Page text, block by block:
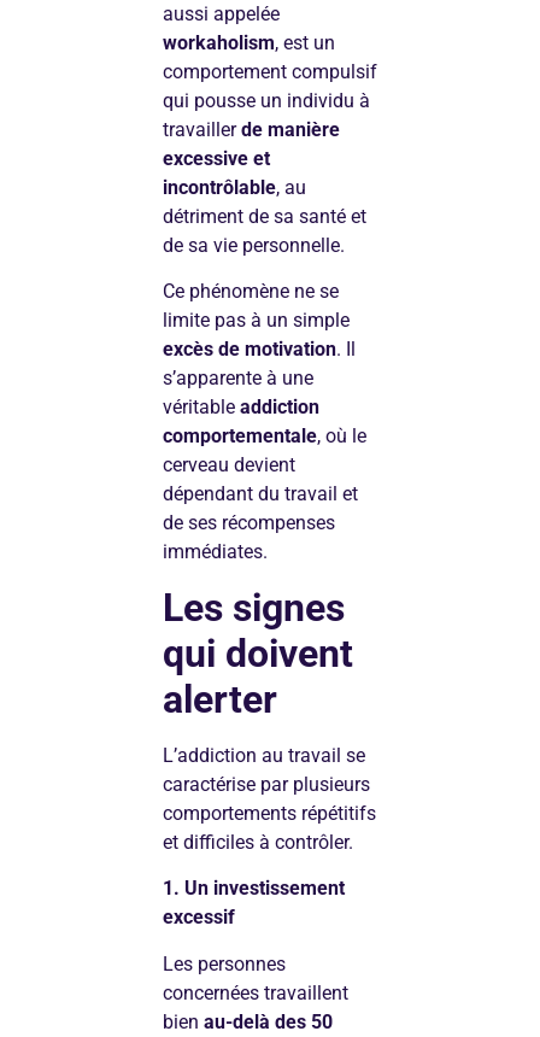
aussi appelée
workaholism, est un
comportement compulsif
qui pousse un individu à
travaillerde manière
excessive et
incontrôlable, au
détriment de sa santé et
de sa vie personnelle.
Ce phénomène ne se
limite pas à un simple
excès de motivation. Il
s’apparente à une
véritable addiction
comportementale, où le
cerveau devient
dépendant du travail et
de ses récompenses
immédiates.
Les signes
qui doivent
alerter
L’addiction au travail se
caractérise par plusieurs
comportements répétitifs
et difficiles à contrôler.
1. Un investissement
excessif
Les personnes
concernées travaillent
bien au-delà des 50